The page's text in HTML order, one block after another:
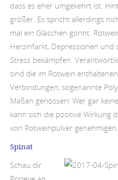
dass es eher umgekehrt ist:
größer. Es spricht allerdings
mal ein Gläschen gönnt.
Herzinfarkt, Depressionen und
Stress bekämpfen.
sind die im Rotwein
Verbindungen, sogenannte
Maßen genossen! Wer gar
kann sich die positive Wirkung
von Rotweinpulver genehmigen.
Spinat
Schau dir